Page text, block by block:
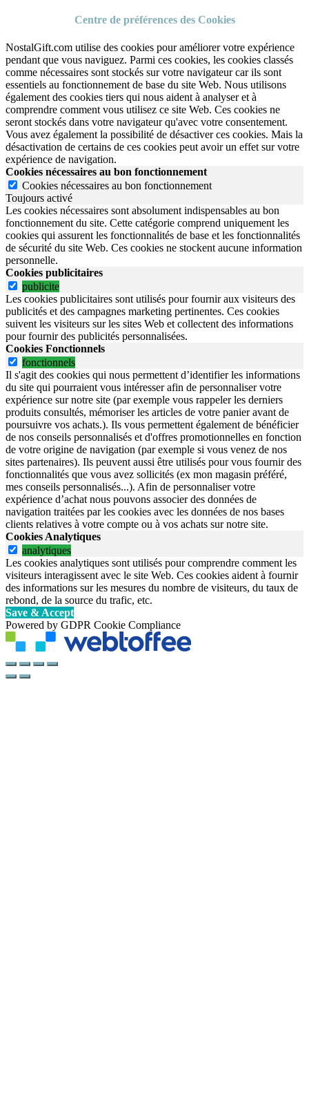
Centre de préférences des Cookies
NostalGift.com utilise des cookies pour améliorer votre expérience
pendant que vous naviguez. Parmi ces cookies, les cookies classés
comme nécessaires sont stockés sur votre navigateur car ils sont
essentiels au fonctionnement de base du site Web. Nous utilisons
également des cookies tiers qui nous aident à analyser et à
comprendre comment vous utilisez ce site Web. Ces cookies ne
seront stockés dans votre navigateur qu'avec votre consentement.
Vous avez également la possibilité de désactiver ces cookies. Mais la
désactivation de certains de ces cookies peut avoir un effet sur votre
expérience de navigation.
Cookies nécessaires au bon fonctionnement
Cookies nécessaires au bon fonctionnement
Toujours activé
Les cookies nécessaires sont absolument indispensables au bon
fonctionnement du site. Cette catégorie comprend uniquement les
cookies qui assurent les fonctionnalités de base et les fonctionnalités
de sécurité du site Web. Ces cookies ne stockent aucune information
personnelle.
Cookies publicitaires
publicite
Les cookies publicitaires sont utilisés pour fournir aux visiteurs des
publicités et des campagnes marketing pertinentes. Ces cookies
suivent les visiteurs sur les sites Web et collectent des informations
pour fournir des publicités personnalisées.
Cookies Fonctionnels
fonctionnels
Il s'agit des cookies qui nous permettent d’identifier les informations
du site qui pourraient vous intéresser afin de personnaliser votre
expérience sur notre site (par exemple vous rappeler les derniers
produits consultés, mémoriser les articles de votre panier avant de
poursuivre vos achats.). Ils vous permettent également de bénéficier
de nos conseils personnalisés et d'offres promotionnelles en fonction
de votre origine de navigation (par exemple si vous venez de nos
sites partenaires). Ils peuvent aussi être utilisés pour vous fournir des
fonctionnalités que vous avez sollicités (ex mon magasin préféré,
mes conseils personnalisés...). Afin de personnaliser votre
expérience d’achat nous pouvons associer des données de
navigation traitées par les cookies avec les données de nos bases
clients relatives à votre compte ou à vos achats sur notre site.
Cookies Analytiques
analytiques
Les cookies analytiques sont utilisés pour comprendre comment les
visiteurs interagissent avec le site Web. Ces cookies aident à fournir
des informations sur les mesures du nombre de visiteurs, du taux de
rebond, de la source du trafic, etc.
Save & Accept
Powered by GDPR Cookie Compliance